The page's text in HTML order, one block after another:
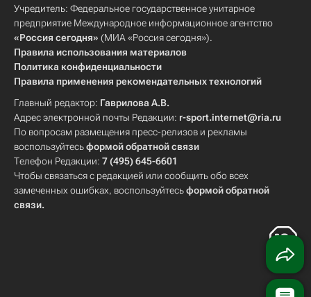
Учредитель: Федеральное государственное унитарное
предприятие Международное информационное агентство
«Россия сегодня» (МИА «Россия сегодня»).
Правила использования материалов
Политика конфиденциальности
Правила применения рекомендательных технологий
Главный редактор: Гаврилова А.В.
Адрес электронной почты Редакции: r-sport.internet@ria.ru
По вопросам размещения пресс-релизов и рекламы
воспользуйтесьформой обратной связи
Телефон Редакции: 7 (495) 645-6601
Чтобы связаться с редакцией или сообщить обо всех
замеченных ошибках, воспользуйтесьформой обратной
связи.